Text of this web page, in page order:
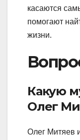
касаются
помогают
жизни.
Какую
Олег
Олег Митяев